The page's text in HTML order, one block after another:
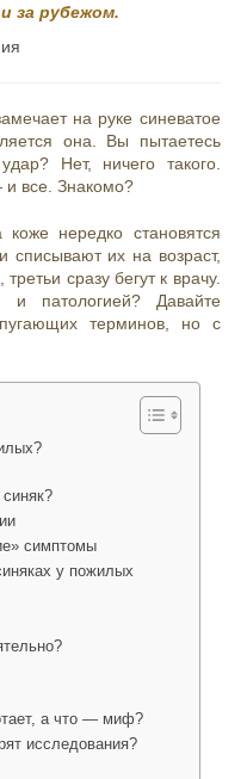
за рубежом.
на руке синеватое
она. Вы пытаетесь
Нет, ничего такого.
и все. Знакомо?
нередко становятся
списывают их на возраст,
сразу бегут к врачу.
патологией? Давайте
терминов, но с
симптомы
у пожилых
а что — миф?
исследования?